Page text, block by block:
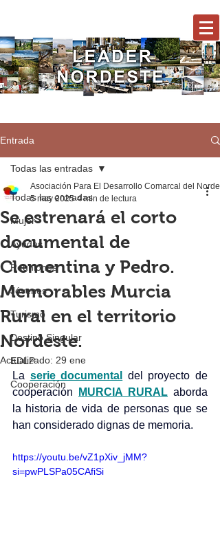
Entrada
Todas las entradas
Mujer
Ayudas
Reuniones
Jóvenes
Turismo
Destino Singular
EDLP
Cooperación
Todas las entradas
Se estrenará el corto
documental de
Clementina y Pedro.
Memorables Murcia
Rural en el territorio
Nordeste.
Asociación Para El Desarrollo Comarcal del
5 may 2025 4 min de lectura
Actualizado: 29 ene
La serie documental
del proyecto de
cooperación
MURCIA RURAL aborda
la historia de vida de personas que se
han considerado dignas de memoria.
https://youtu.be/vZ1pXiv_jMM?
si=pwPLSPa05CAfiSi